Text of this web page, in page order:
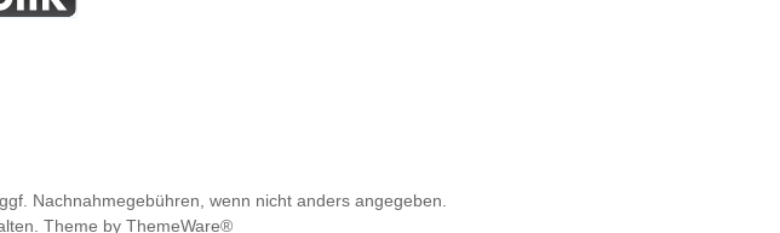
Nachnahmegebühren, wenn nicht anders angegeben.
Theme by ThemeWare®